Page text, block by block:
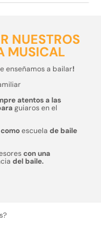
NUESTROS
MUSICAL
enseñamos a bailar!
atentos a las
guiaros en el
escuela de baile
con una
del baile.